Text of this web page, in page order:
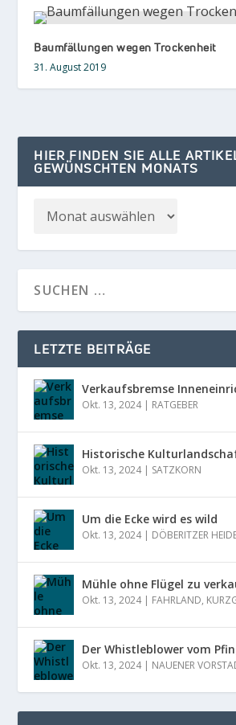
Baumfällungen wegen Trockenheit
31. August 2019
HIER FINDEN SIE ALLE
GEWÜNSCHTEN MONATS
LETZTE BEITRÄGE
Verkaufsbremse
Okt. 13, 2024| RATGEBER
Historische
Okt. 13, 2024| SATZKORN
Um die Ecke wird es wild
Okt. 13, 2024| DÖBERITZER
Mühle ohne Flügel zu
Okt. 13, 2024| FAHRLAND,
Der Whistleblower vom
Okt. 13, 2024| NAUENER